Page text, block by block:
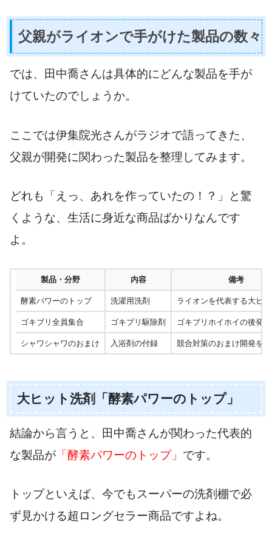
父親がライオンで手がけた製品の数々
では、田中喬さんは具体的にどんな製品を手が
けていたのでしょうか。
ここでは伊集院光さんがラジオで語ってきた、
父親が開発に関わった製品を整理してみます。
どれも「えっ、あれを作っていたの！？」と驚
くような、生活に身近な商品ばかりなんです
よ。
製品・分野 内容 備考
酵素パワーのトップ 洗濯用洗剤 ライオンを代表する大ヒ
ゴキブリ全員集合 ゴキブリ駆除剤 ゴキブリホイホイの後発
シャワシャワのおまけ 入浴剤の付録 競合対策のおまけ開発を
大ヒット洗剤「酵素パワーのトップ」
結論から言うと、田中喬さんが関わった代表的
な製品が 「酵素パワーのトップ」 です。
トップといえば、今でもスーパーの洗剤棚で必
ず見かける超ロングセラー商品ですよね。